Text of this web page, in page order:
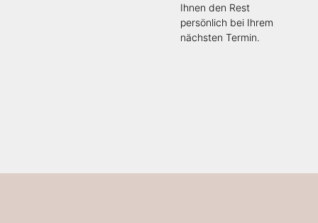
Ihnen den Rest
persönlich bei Ihrem
nächsten Termin.